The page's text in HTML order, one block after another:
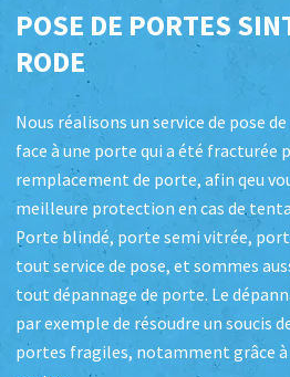
POSE DE PORTES
RODE
Nous réalisons un service de pose
face à une porte qui a été fracturée
remplacement de porte, afin qeu
meilleure protection en cas de
Porte blindé, porte semi vitrée,
tout service de pose, et sommes
tout dépannage de porte. Le
par exemple de résoudre un soucis
portes fragiles, notamment grâce à